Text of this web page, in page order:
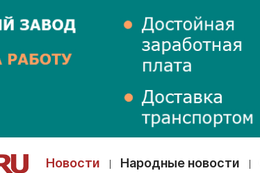
Новости Народные новости